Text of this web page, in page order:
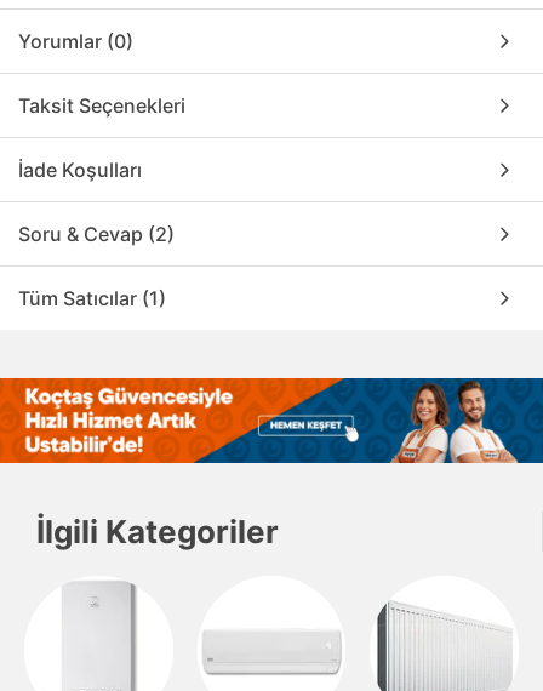
Yorumlar (0)
Taksit Seçenekleri
İade Koşulları
Soru & Cevap (2)
Tüm Satıcılar (1)
İlgili Kategoriler